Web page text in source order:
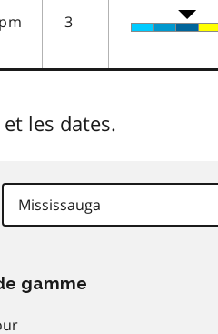
3
les dates.
gamme